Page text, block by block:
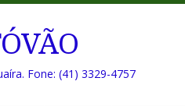
Fone: (41) 3329-4757